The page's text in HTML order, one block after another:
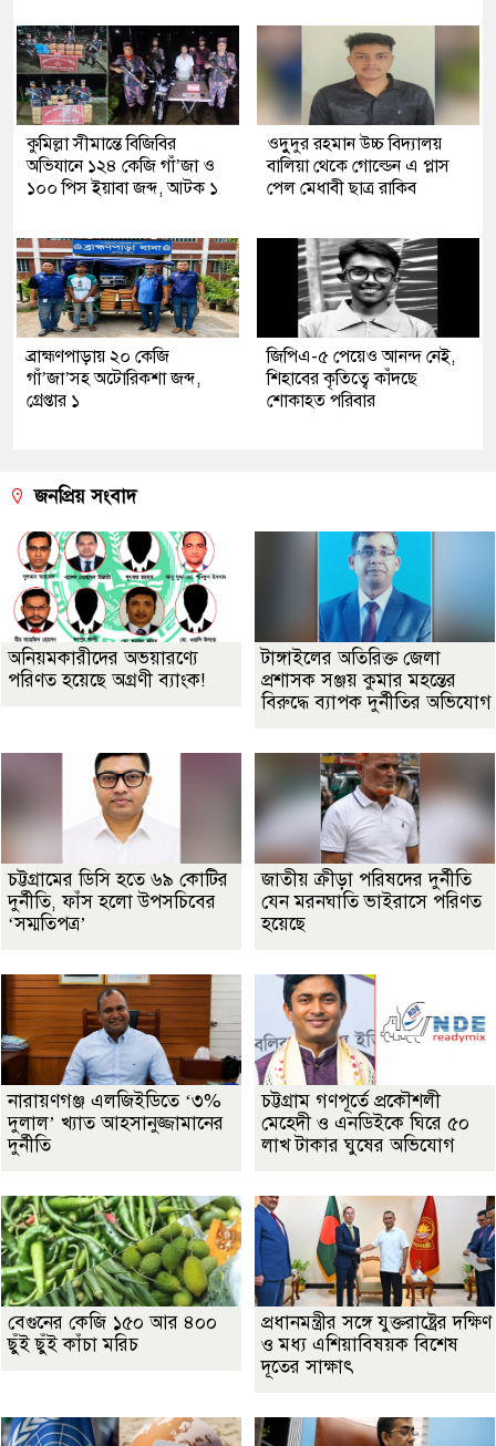
কুমিল্লা সীমান্তে বিজিবির
অভিযানে ১২৪ কেজি গাঁ’জা ও
১০০ পিস ইয়াবা জব্দ, আটক ১
ওদুুদুর রহমান উচ্চ বিদ্যালয়
বালিয়া থেকে গোল্ডেন এ প্লাস
পেল মেধাবী ছাত্র রাকিব
ব্রাহ্মণপাড়ায় ২০ কেজি
গাঁ’জা’সহ অটোরিকশা জব্দ,
গ্রেপ্তার ১
জিপিএ-৫ পেয়েও আনন্দ নেই,
শিহাবের কৃতিত্বে কাঁদছে
শোকাহত পরিবার
জনপ্রিয় সংবাদ
অনিয়মকারীদের অভয়ারণ্যে
পরিণত হয়েছে অগ্রণী ব্যাংক!
টাঙ্গাইলের অতিরিক্ত জেলা
প্রশাসক সঞ্জয় কুমার মহন্তের
বিরুদ্ধে ব্যাপক দুর্নীতির অভিযোগ
চট্টগ্রামের ডিসি হতে ৬৯ কোটির
দুর্নীতি, ফাঁস হলো উপসচিবের
‘সম্মতিপত্র’
জাতীয় ক্রীড়া পরিষদের দুর্নীতি
যেন মরনঘাতি ভাইরাসে পরিণত
হয়েছে
নারায়ণগঞ্জ এলজিইডিতে ‘৩%
দুলাল’ খ্যাত আহসানুজ্জামানের
দুর্নীতি
চট্টগ্রাম গণপূর্তে প্রকৌশলী
মেহেদী ও এনডিইকে ঘিরে ৫০
লাখ টাকার ঘুষের অভিযোগ
বেগুনের কেজি ১৫০ আর ৪০০
ছুঁই ছুঁই কাঁচা মরিচ
প্রধানমন্ত্রীর সঙ্গে যুক্তরাষ্ট্রের দক্ষিণ
ও মধ্য এশিয়াবিষয়ক বিশেষ
দূতের সাক্ষাৎ